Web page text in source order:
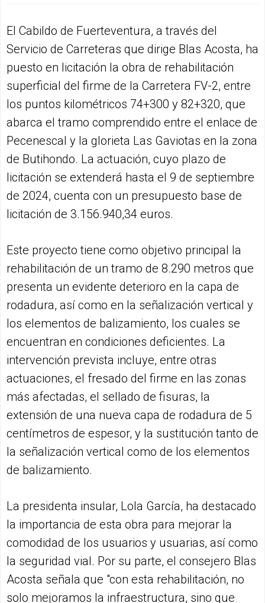
El Cabildo de Fuerteventura, a través del
Servicio de Carreteras que dirige Blas Acosta, ha
puesto en licitación la obra de rehabilitación
superficial del firme de la Carretera FV-2, entre
los puntos kilométricos 74+300 y 82+320, que
abarca el tramo comprendido entre el enlace de
Pecenescal y la glorieta Las Gaviotas en la zona
de Butihondo. La actuación, cuyo plazo de
licitación se extenderá hasta el 9 de septiembre
de 2024, cuenta con un presupuesto base de
licitación de 3.156.940,34 euros.
Este proyecto tiene como objetivo principal la
rehabilitación de un tramo de 8.290 metros que
presenta un evidente deterioro en la capa de
rodadura, así como en la señalización vertical y
los elementos de balizamiento, los cuales se
encuentran en condiciones deficientes. La
intervención prevista incluye, entre otras
actuaciones, el fresado del firme en las zonas
más afectadas, el sellado de fisuras, la
extensión de una nueva capa de rodadura de 5
centímetros de espesor, y la sustitución tanto de
la señalización vertical como de los elementos
de balizamiento.
La presidenta insular, Lola García, ha destacado
la importancia de esta obra para mejorar la
comodidad de los usuarios y usuarias, así como
la seguridad vial. Por su parte, el consejero Blas
Acosta señala que "con esta rehabilitación, no
solo mejoramos la infraestructura, sino que